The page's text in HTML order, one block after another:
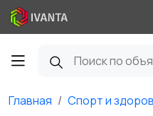
Главная Спорт и